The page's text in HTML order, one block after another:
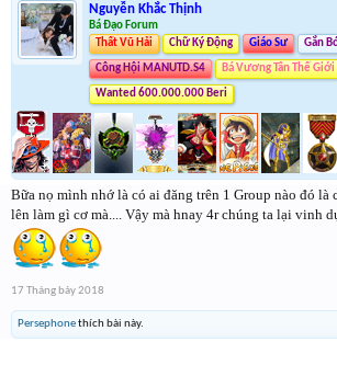
Nguyễn Khắc Thịnh
Bá Đạo Forum
Thất Vũ Hải
Chữ Ký Động Giáo Sư Gắn
Công Hội MANUTD.S4 Bá Vương Tân Thế Giới
Wanted 600.000.000 Beri
Bữa nọ mình nhớ là có ai đăng trên 1 Group nào đó là
lên làm gì cơ mà.... Vậy mà hnay 4r chúng ta lại vinh
17 Tháng bảy 2018
Persephonethích bài này.